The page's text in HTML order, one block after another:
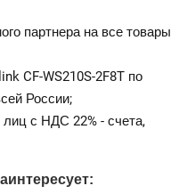
партнера на все товары
CF-WS210S-2F8T по
России;
с НДС 22% - счета,